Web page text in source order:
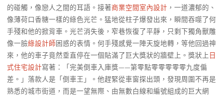
的碰觸，像戀人之間的耳語。接著商業空間室內設計 ，一道濃郁的、
像薄荷口香糖一樣的綠色光芒。猛地從柱子爆發出來，瞬間吞噬了何
手殘和他的掀背車。光芒消失後，窄巷恢復了平靜，只剩下獨角獸雕
像一臉綠設計師困惑的表情。何手殘感覺一陣天旋地轉，等他回過神
來，他的車子竟然垂直停在一個貼滿了巨大獎狀的牆壁上。獎狀上 日
式住宅設計寫著：「完美倒車入庫獎——第零點零零零零零九度偏
差。」落款人是「倒車王」。他趕緊從車窗探出頭，發現周圍不再是
熟悉的城市街道，而是一望無際、由無數白線和編號組成的巨大網